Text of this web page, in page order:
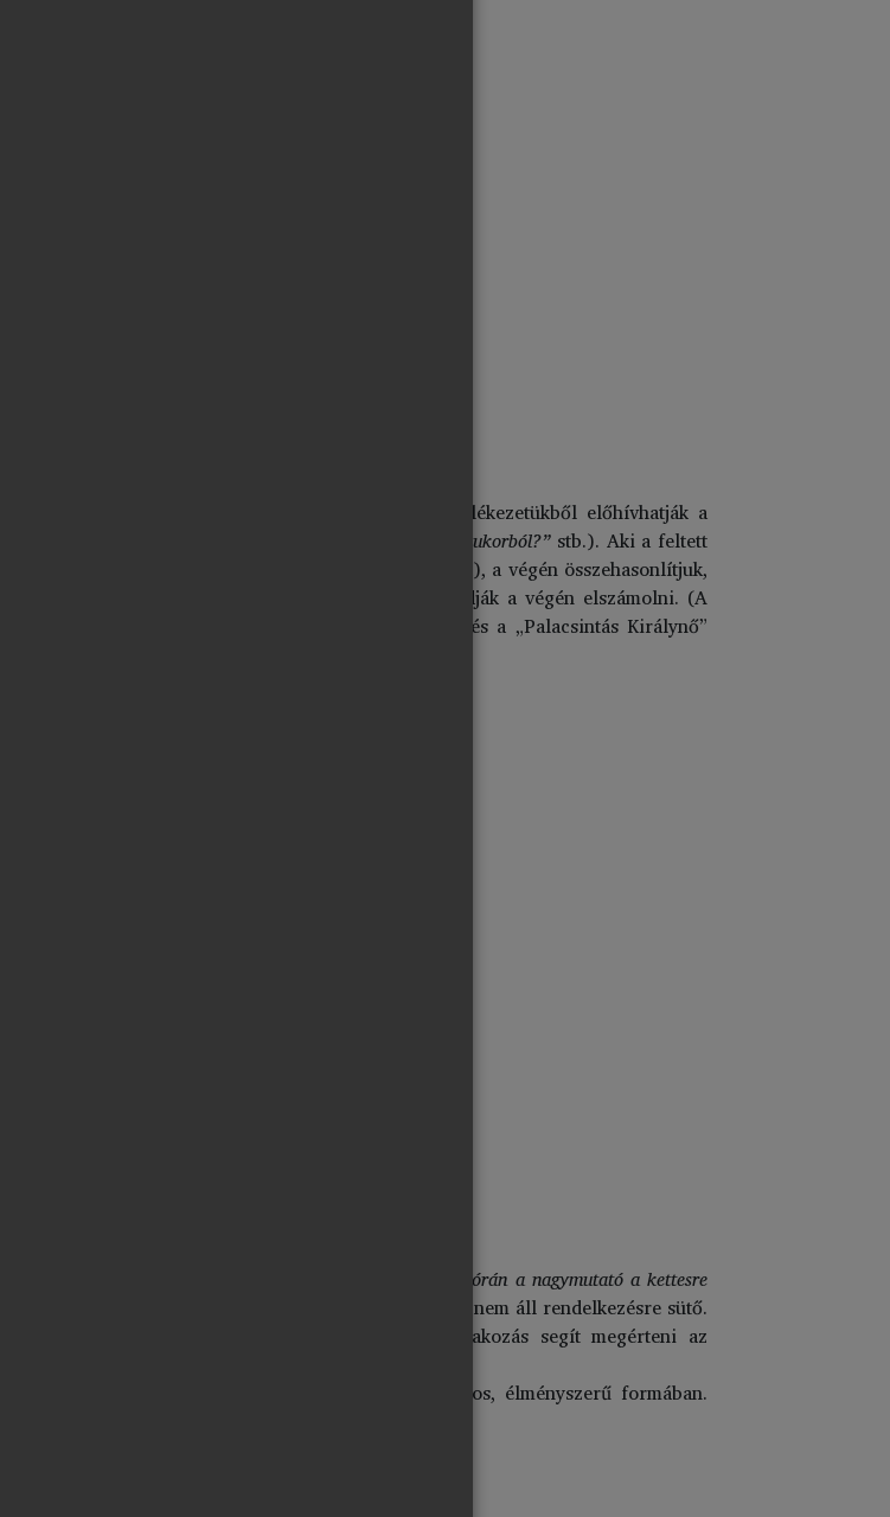
feltehetünk kérdéseket, melyek segítségével emlékezetükből előhívhatják a
„Miből volt szükség nagyobb mennyiségre, lisztből vagy cukorból?”stb.). Aki a feltett
egyet, aki jól válaszolt, nem csak egyet választunk), a végén összehasonlítjuk,
a mogyorót nem ehetik meg, különben nem tudják a végén elszámolni. (A
A győztesekből kerül ki a „Palacsintás Király” és a „Palacsintás Királynő”
a sütési időt (pl.
„Akkor készül el a sütemény, ha az órán a nagymutató a kettesre
a csoportszobában valósul meg a tevékenység, ahol nem áll rendelkezésre sütő.
került vissza fogyasztható állapotban. A várakozás segít megérteni az
készségek széles skáláját fejleszti játékos, élményszerű formában.